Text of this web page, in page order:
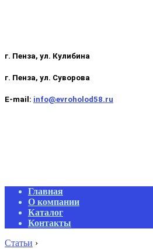
г. Пенза, ул. Кулибина
г. Пенза, ул. Суворова
E-mail: info@evroholod58.ru
Primary
Navigation
Menu
Главная
О компании
Каталог
Контакты
Статьи ›